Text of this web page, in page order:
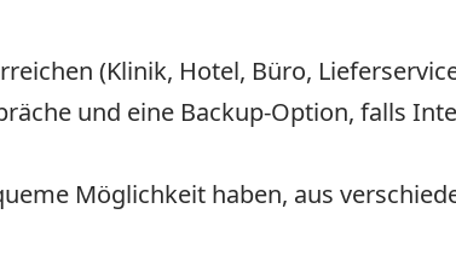
(Klinik, Hotel, Büro,
und eine Backup-Option, falls
Möglichkeit haben, aus